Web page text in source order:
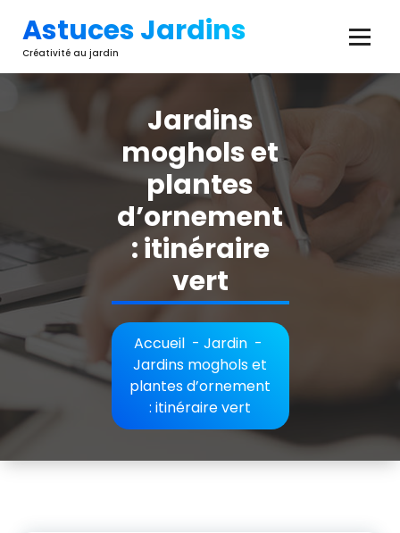
contenu
Astuces Jardins
Créativité au jardin
Jardins
moghols et
plantes
d’ornement
: itinéraire
vert
Accueil - Jardin -
Jardins moghols et
plantes d’ornement
: itinéraire vert